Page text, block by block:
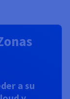
a su